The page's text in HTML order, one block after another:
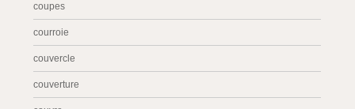
coupes
courroie
couvercle
couverture